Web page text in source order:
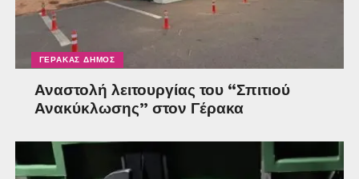
ΓΈΡΑΚΑΣ ΔΉΜΟΣ
Αναστολή λειτουργίας του “Σπιτιού
Ανακύκλωσης” στον Γέρακα